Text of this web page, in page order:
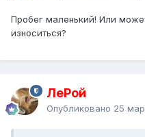
Пробег маленький! Или
износиться?
ЛеРой
Опубликовано 25